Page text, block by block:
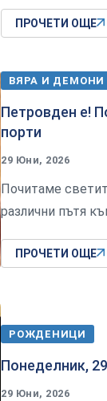
ПРОЧЕТИ ОЩЕ
ВЯРА И ДЕМОНИ
Петровден е!
порти
29 Юни, 2026
Почитаме
различни пътя
ПРОЧЕТИ ОЩЕ
РОЖДЕНИЦИ
Понеделник,
29 Юни, 2026